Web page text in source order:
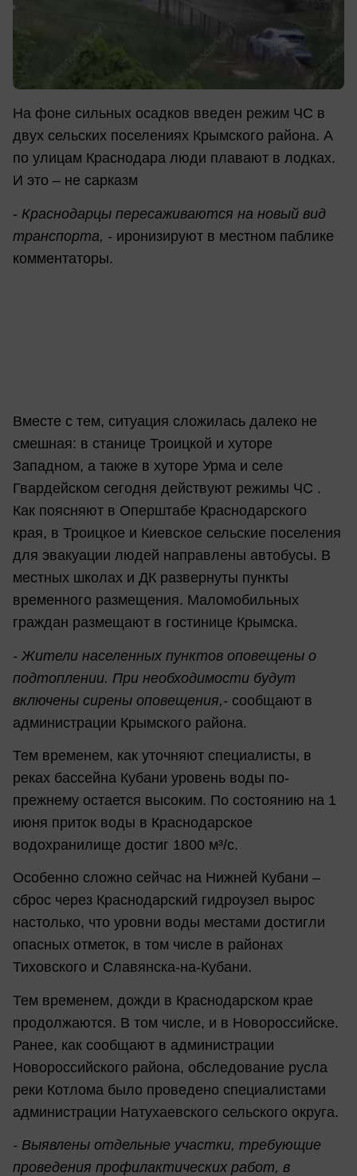
На фоне сильных осадков введен режим ЧС в
двух сельских поселениях Крымского района. А
по улицам Краснодара люди плавают в лодках.
И это – не сарказм
- Краснодарцы пересаживаются на новый вид
транспорта, - иронизируют в местном паблике
комментаторы.
Вместе с тем, ситуация сложилась далеко не
смешная: в станице Троицкой и хуторе
Западном, а также в хуторе Урма и селе
Гвардейском сегодня действуют режимы ЧС .
Как поясняют в Оперштабе Краснодарского
края, в Троицкое и Киевское сельские поселения
для эвакуации людей направлены автобусы. В
местных школах и ДК развернуты пункты
временного размещения. Маломобильных
граждан размещают в гостинице Крымска.
- Жители населенных пунктов оповещены о
подтоплении. При необходимости будут
включены сирены оповещения,- сообщают в
администрации Крымского района.
Тем временем, как уточняют специалисты, в
реках бассейна Кубани уровень воды по-
прежнему остается высоким. По состоянию на 1
июня приток воды в Краснодарское
водохранилище достиг 1800 м³/с.
Особенно сложно сейчас на Нижней Кубани –
сброс через Краснодарский гидроузел вырос
настолько, что уровни воды местами достигли
опасных отметок, в том числе в районах
Тиховского и Славянска-на-Кубани.
Тем временем, дожди в Краснодарском крае
продолжаются. В том числе, и в Новороссийске.
Ранее, как сообщают в администрации
Новороссийского района, обследование русла
реки Котлома было проведено специалистами
администрации Натухаевского сельского округа.
- Выявлены отдельные участки, требующие
проведения профилактических работ, в